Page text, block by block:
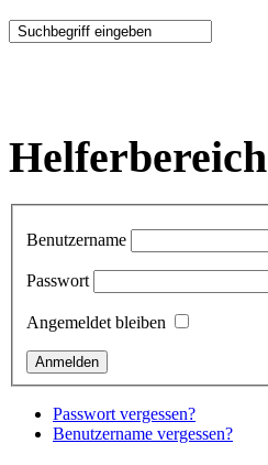
Helferbereich
Benutzername
Passwort
Angemeldet bleiben
Passwort vergessen?
Benutzername vergessen?